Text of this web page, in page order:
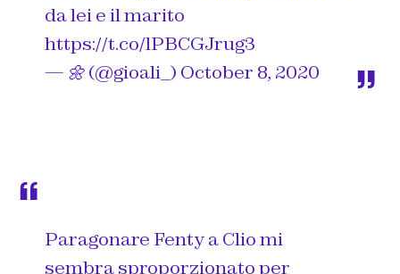
da lei e il marito
https://t.co/lPBCGJrug3
— 🌼 (@gioali_) October 8, 2020
Paragonare Fenty a Clio mi
sembra sproporzionato per